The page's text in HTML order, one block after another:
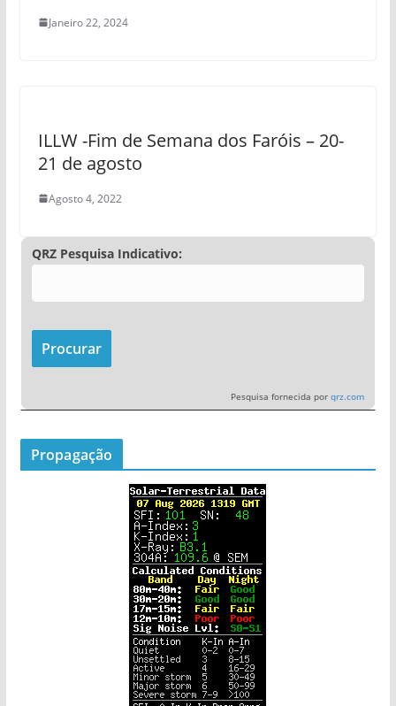
Janeiro 22, 2024
ILLW -Fim de Semana dos Faróis – 20-
21 de agosto
Agosto 4, 2022
QRZ Pesquisa Indicativo:
Pesquisa fornecida por qrz.com
Propagação